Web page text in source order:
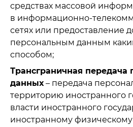
средствах массовой
в информационно-
сетях или предоставление
персональным данным
способом;
Трансграничная передача
данных– передача
территорию иностранного
власти иностранного
иностранному